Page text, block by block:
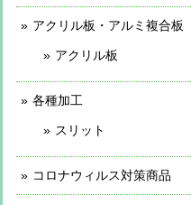
アクリル板・アルミ複合板
アクリル板
各種加工
スリット
コロナウィルス対策商品